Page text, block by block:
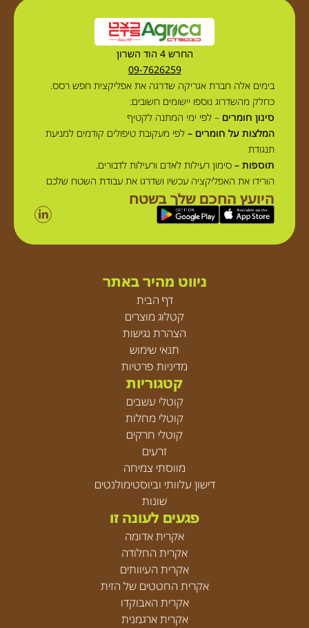
החרש 4 הוד השרון
09-7626259
בימים אלה חברת אגריקה שדרגה את אפליקצית חפש רסס.
כחלק מהשדרוג נוספו יישומים חשובים:
סינון חומרים – לפי ימי המתנה לקטיף
המלצות על חומרים – לפי מעקובת טיפולים קודמים למניעת
תנגודת
תוספות – סימון רעילות לאדם ורעילות לדבורים.
הורידו את האפליקציה עכשיו ושדרגו את עבודת השטח שלכם
היועץ החכם שלך בשטח
ניווט מהיר באתר
דף הבית
קטלוג מוצרים
הצהרת נגישות
תנאי שימוש
מדיניות פרטיות
קטגוריות
קוטלי עשבים
קוטלי מחלות
קוטלי חרקים
זרעים
מווסתי צמיחה
דישון עלוותי וביוסטימולנטים
שונות
פגעים לעונה זו
אקרית אדומה
אקרית החלודה
אקרית העיוותים
אקרית החטטים של הזית
אקרית האבוקדו
אקרית ארגמנית